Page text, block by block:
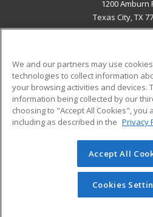
1200 Amburn
Texas City, TX
ADDITIONAL
Military
Financial Assistance
Help
© 2026 ed2go, a division of
reserved. The material on this
redistributed unless you
permission from Cengage
We and our partners may use
technologies to collect information
your browsing activities and devices.
information being collected by our
choosing to "Accept All Cookies", you
including as described in the Privacy
Accept All
Cookies